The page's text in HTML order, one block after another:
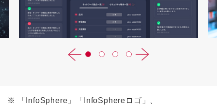
※
「InfoSphere」「InfoSphereロゴ」、